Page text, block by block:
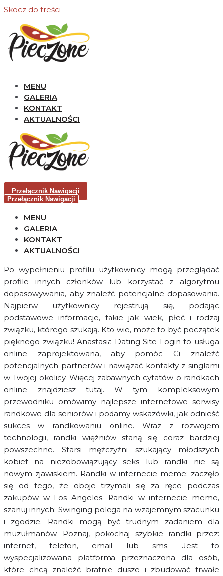
Skocz do treści
MENU
GALERIA
KONTAKT
AKTUALNOŚCI
Przełącznik Nawigacji
Przełącznik Nawigacji
MENU
GALERIA
KONTAKT
AKTUALNOŚCI
Po wypełnieniu profilu użytkownicy mogą przeglądać
profile innych członków lub korzystać z algorytmu
dopasowywania, aby znaleźć potencjalne dopasowania.
Najpierw użytkownicy rejestrują się, podając
podstawowe informacje, takie jak wiek, płeć i rodzaj
związku, którego szukają. Kto wie, może to być początek
pięknego związku! Anastasia Dating Site Login to usługa
online zaprojektowana, aby pomóc Ci znaleźć
potencjalnych partnerów i nawiązać kontakty z singlami
w Twojej okolicy. Więcej zabawnych cytatów o randkach
online znajdziesz tutaj. W tym kompleksowym
przewodniku omówimy najlepsze internetowe serwisy
randkowe dla seniorów i podamy wskazówki, jak odnieść
sukces w randkowaniu online. Wraz z rozwojem
technologii, randki więźniów staną się coraz bardziej
powszechne. Starsi mężczyźni szukający młodszych
kobiet na niezobowiązujący seks lub randki nie są
nowym zjawiskiem. Randki w internecie meme: zaczęło
się od tego, że oboje trzymali się za ręce podczas
zakupów w Los Angeles. Randki w internecie meme,
szanuj innych: Swinging polega na wzajemnym szacunku
i zgodzie. Randki mogą być trudnym zadaniem dla
muzułmanów. Poznaj, pokochaj szybkie randki przez:
internet, telefon, email lub sms. Jest to
wyspecjalizowana platforma przeznaczona dla osób,
które chcą znaleźć bratnie dusze i zbudować trwałe